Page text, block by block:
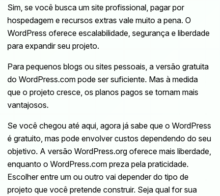
Sim, se você busca um site profissional, pagar por
hospedagem e recursos extras vale muito a pena. O
WordPress oferece escalabilidade, segurança e liberdade
para expandir seu projeto.
Para pequenos blogs ou sites pessoais, a versão gratuita
do WordPress.com pode ser suficiente. Mas à medida
que o projeto cresce, os planos pagos se tornam mais
vantajosos.
Se você chegou até aqui, agora já sabe que o WordPress
é gratuito, mas pode envolver custos dependendo do seu
objetivo. A versão WordPress.org oferece mais liberdade,
enquanto o WordPress.com preza pela praticidade.
Escolher entre um ou outro vai depender do tipo de
projeto que você pretende construir. Seja qual for sua